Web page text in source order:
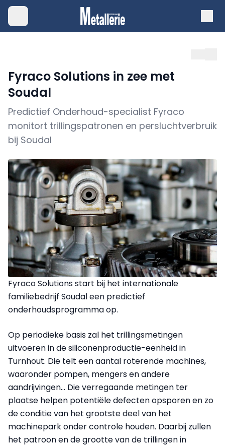
Fyraco Solutions in zee met
Soudal
Predictief Onderhoud-specialist Fyraco
monitort trillingspatronen en persluchtverbruik
bij Soudal
Fyraco Solutions start bij het internationale
familiebedrijf Soudal een predictief
onderhoudsprogramma op.
Op periodieke basis zal het trillingsmetingen
uitvoeren in de siliconenproductie-eenheid in
Turnhout. Die telt een aantal roterende machines,
waaronder pompen, mengers en andere
aandrijvingen… Die verregaande metingen ter
plaatse helpen potentiële defecten opsporen en zo
de conditie van het grootste deel van het
machinepark onder controle houden. Daarbij zullen
het patroon en de grootte van de trillingen in